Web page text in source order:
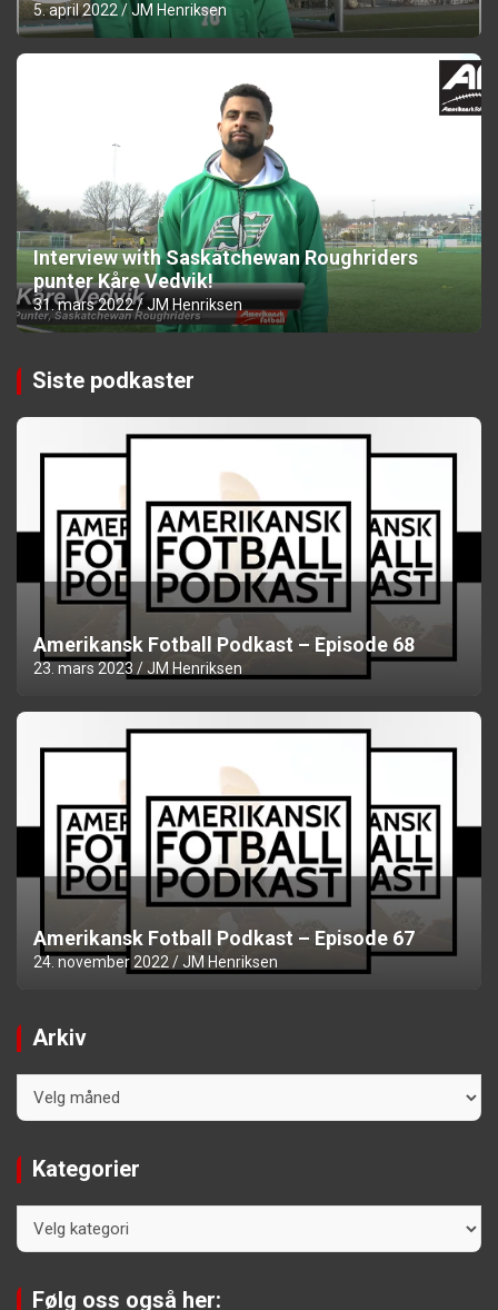
5. april 2022 JM Henriksen
Interview with Saskatchewan Roughriders
punter Kåre Vedvik!
31. mars 2022 JM Henriksen
Siste podkaster
Amerikansk Fotball Podkast – Episode 68
23. mars 2023 JM Henriksen
Amerikansk Fotball Podkast – Episode 67
24. november 2022 JM Henriksen
Arkiv
Kategorier
Følg oss også her: